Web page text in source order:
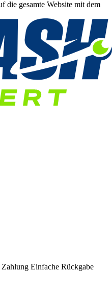
gesamte Website mit dem
Zahlung Einfache Rückgabe